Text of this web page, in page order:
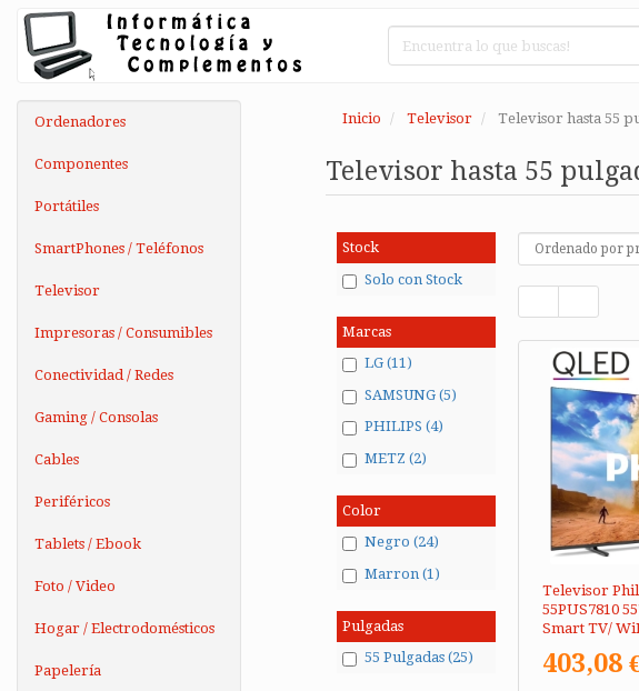
Ordenadores
Componentes
Portátiles
SmartPhones / Teléfonos
Televisor
Impresoras / Consumibles
Conectividad / Redes
Gaming / Consolas
Cables
Periféricos
Tablets / Ebook
Foto / Video
Hogar / Electrodomésticos
Papelería
Inicio Televisor Televisor hasta 55
Televisor hasta 55
Stock
Solo con Stock
Marcas
LG (11)
SAMSUNG (5)
PHILIPS (4)
METZ (2)
Color
Negro (24)
Marron (1)
Pulgadas
55 Pulgadas (25)
Televisor
55PUS7810
Smart TV/
403,08